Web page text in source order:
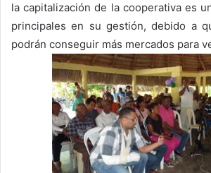
la capitalización de la cooperativa es
principales en su gestión, debido a
podrán conseguir más mercados para